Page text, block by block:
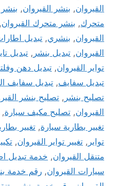
القيروان, بنشر القيروان,
متحرك, بنشر متحرك القيروان,
القيروان, بنشري, تبديل
القيروان, تبديل بنشر , تبديل
تواير القيروان, تبديل دهن
تبديل سفايف, تبديل سفايف
تصليح بنشر , تصليح بنشر
القيروان, تصليح مكيف سيارة,
تغيير بطارية سيارة, تغيير
تواير , تغيير تواير القيروان,
متنقل القيروان, خدمة تبديل
سيارات القيروان, رقم خدمة